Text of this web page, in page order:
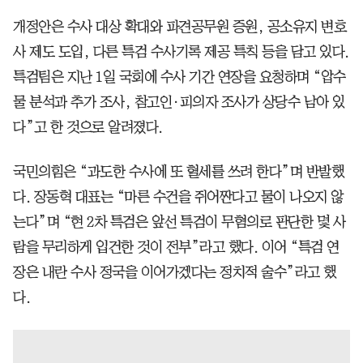
개정안은 수사 대상 확대와 파견공무원 증원, 공소유지 변호
사 제도 도입, 다른 특검 수사기록 제공 특칙 등을 담고 있다.
특검팀은 지난 1일 국회에 수사 기간 연장을 요청하며 “압수
물 분석과 추가 조사, 참고인·피의자 조사가 상당수 남아 있
다”고 한 것으로 알려졌다.
국민의힘은 “과도한 수사에 또 혈세를 쓰려 한다”며 반발했
다. 장동혁 대표는 “마른 수건을 쥐어짠다고 물이 나오지 않
는다”며 “현 2차 특검은 앞선 특검이 무혐의로 판단한 몇 사
람을 무리하게 입건한 것이 전부”라고 했다. 이어 “특검 연
장은 내란 수사 정국을 이어가겠다는 정치적 술수”라고 했
다.